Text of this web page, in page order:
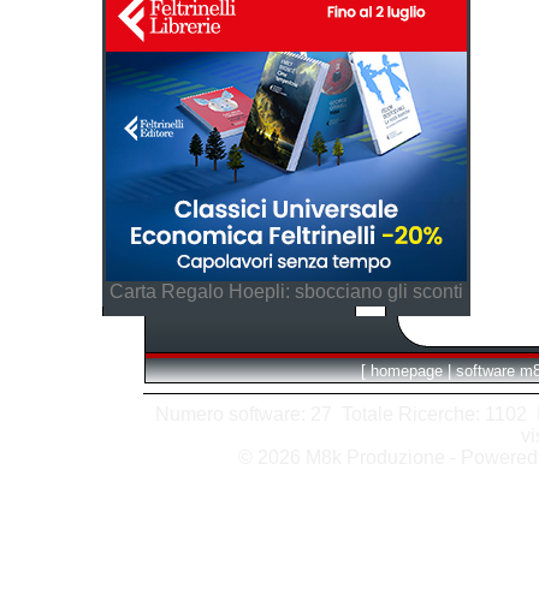
Carta Regalo Hoepli: sbocciano gli sconti
[ homepage | software